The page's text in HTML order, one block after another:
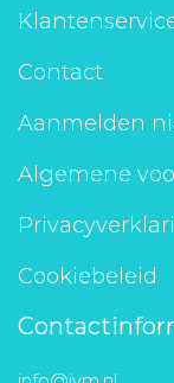
Contact
Aanmelden
Algemene
Cookiebeleid